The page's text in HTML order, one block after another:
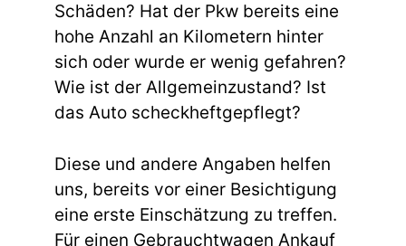
Schäden? Hat der Pkw bereits eine
hohe Anzahl an Kilometern hinter
sich oder wurde er wenig gefahren?
Wie ist der Allgemeinzustand? Ist
das Auto scheckheftgepflegt?
Diese und andere Angaben helfen
uns, bereits vor einer Besichtigung
eine erste Einschätzung zu treffen.
Für einen Gebrauchtwagen Ankauf